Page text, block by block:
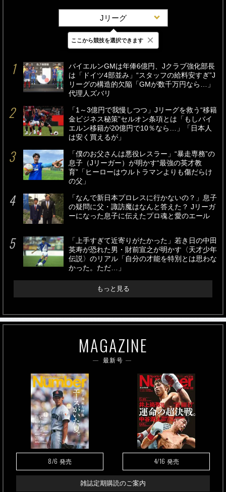
Jリーグ
最新 24時間 週間
バイエルンGMは年俸6億円、Jクラブ強化部長
は「ドイツ4部並み」“スタッフの給料安すぎ”J
リーグの構造的欠陥「GMが数千万円なら…」
代理人ズバリ
「1～3億円で我慢しつつ」Jリーグを救う“移籍
金ビジネス秘策”セルオン条項とは「もしバイ
エルン移籍が20億円で10％なら…」「日本人
は安く買えるが」
「僕のお父さんは悪役レスラー」“暴走専務”の
息子（Jリーガー）が明かす“最強の英才教
育”「ヒーローはウルトラマンよりも傷だらけ
の父」
「なんで新日本プロレスに行かないの？」息子
の疑問に父・諏訪魔はなんと答えた？ Jリーガ
ーになった息子に伝えたプロ魂と愛のエール
「上手すぎて近寄りがたかった」若き日の中田
英寿が恐れた男・財前宣之が明かす〈天才少年
伝説〉のリアル「自分の才能を特別とは思わな
かった。ただ…」
もっと見る
MAGAZINE
最新号
8/6 発売 4/16 発売
雑誌定期購読のご案内
ここから競技を選択できます ×